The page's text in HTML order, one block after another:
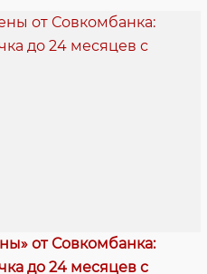
от Совкомбанка:
до 24 месяцев с